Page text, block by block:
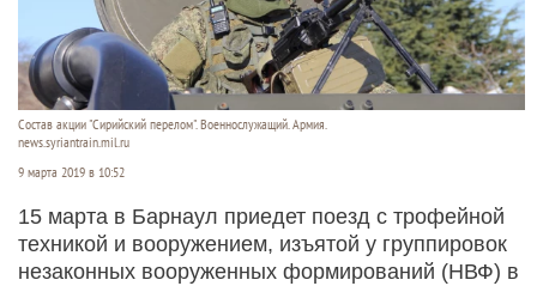
Состав акции "Сирийский перелом". Военнослужащий. Армия.
news.syriantrain.mil.ru
9 марта 2019 в 10:52
15 марта в Барнаул приедет поезд с трофейной
техникой и вооружением, изъятой у группировок
незаконных вооруженных формирований (НВФ) в